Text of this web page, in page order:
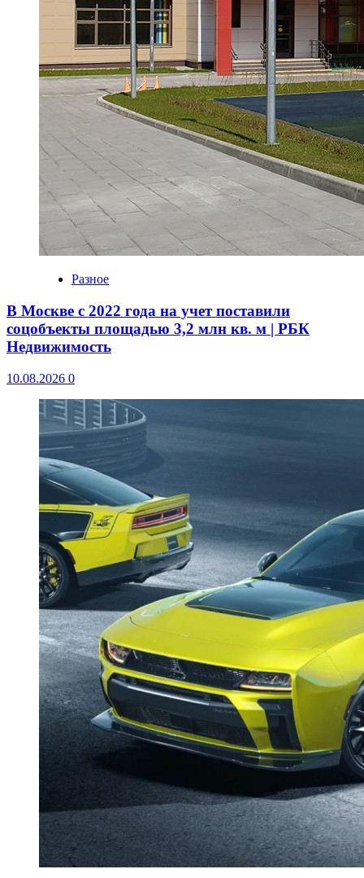
Разное
В Москве с 2022 года на учет поставили
соцобъекты площадью 3,2 млн кв. м | РБК
Недвижимость
10.08.2026 0